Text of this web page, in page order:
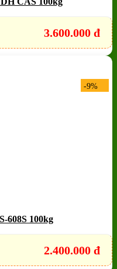
3.600.000 đ
-9%
608S 100kg
2.400.000 đ